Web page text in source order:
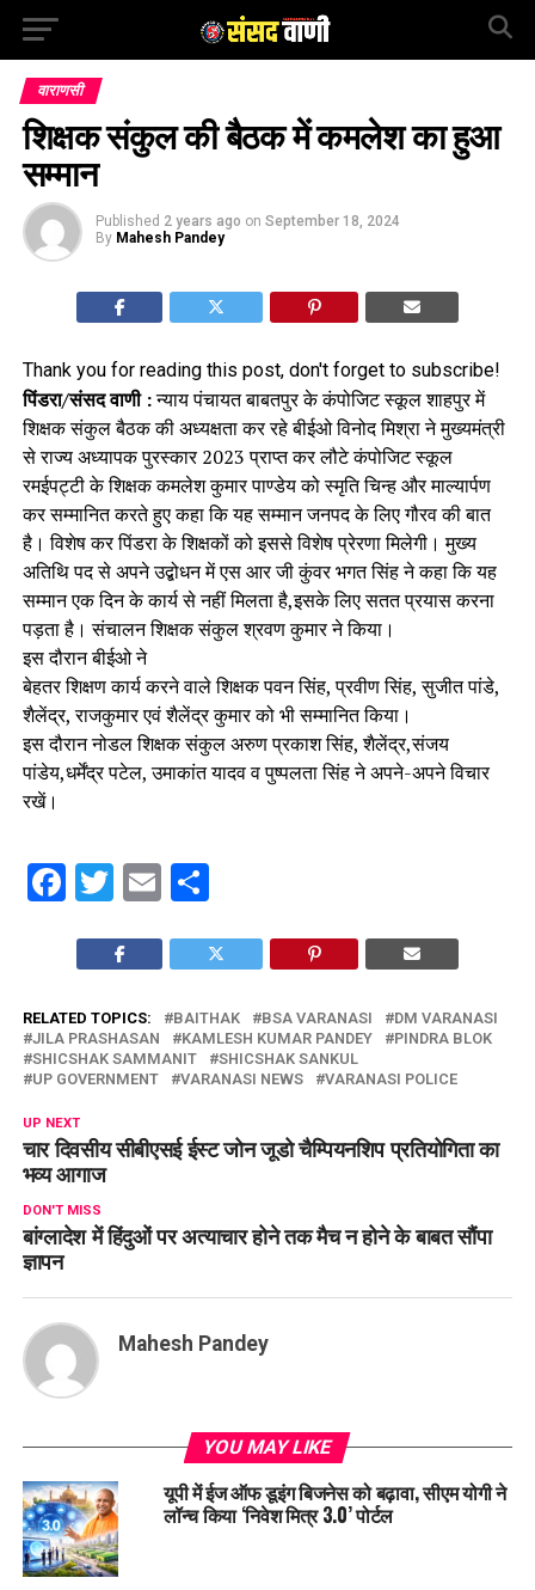
वाराणसी
शिक्षक संकुल की बैठक में कमलेश का हुआ
सम्मान
Published 2 years ago on September 18, 2024
By Mahesh Pandey
Thank you for reading this post, don't forget to subscribe!
पिंडरा/संसद वाणी :न्याय पंचायत बाबतपुर के कंपोजिट स्कूल शाहपुर में
शिक्षक संकुल बैठक की अध्यक्षता कर रहे बीईओ विनोद मिश्रा ने मुख्यमंत्री
से राज्य अध्यापक पुरस्कार 2023 प्राप्त कर लौटे कंपोजिट स्कूल
रमईपट्टी के शिक्षक कमलेश कुमार पाण्डेय को स्मृति चिन्ह और माल्यार्पण
कर सम्मानित करते हुए कहा कि यह सम्मान जनपद के लिए गौरव की बात
है। विशेष कर पिंडरा के शिक्षकों को इससे विशेष प्रेरणा मिलेगी। मुख्य
अतिथि पद से अपने उद्बोधन में एस आर जी कुंवर भगत सिंह ने कहा कि यह
सम्मान एक दिन के कार्य से नहीं मिलता है,इसके लिए सतत प्रयास करना
पड़ता है। संचालन शिक्षक संकुल श्रवण कुमार ने किया।
इस दौरान बीईओ ने
बेहतर शिक्षण कार्य करने वाले शिक्षक पवन सिंह, प्रवीण सिंह, सुजीत पांडे,
शैलेंद्र, राजकुमार एवं शैलेंद्र कुमार को भी सम्मानित किया।
इस दौरान नोडल शिक्षक संकुल अरुण प्रकाश सिंह, शैलेंद्र,संजय
पांडेय,धर्मेंद्र पटेल, उमाकांत यादव व पुष्पलता सिंह ने अपने-अपने विचार
रखें।
Facebook
Twitter
EmailShare
RELATED TOPICS: BAITHAK BSA VARANASI
DM VARANASI
JILA PRASHASAN
KAMLESH KUMAR PANDEY
PINDRA BLOK
SHICSHAK SAMMANIT
SHICSHAK SANKUL
UP GOVERNMENT
VARANASI NEWS VARANASI POLICE
UP NEXT
चार दिवसीय सीबीएसई ईस्ट जोन जूडो चैम्पियनशिप प्रतियोगिता का
भव्य आगाज
DON'T MISS
बांग्लादेश में हिंदुओं पर अत्याचार होने तक मैच न होने के बाबत सौंपा
ज्ञापन
Mahesh Pandey
YOU MAY LIKE
यूपी में ईज ऑफ डूइंग बिजनेस को बढ़ावा, सीएम योगी ने
लॉन्च किया ‘निवेश मित्र 3.0’ पोर्टल